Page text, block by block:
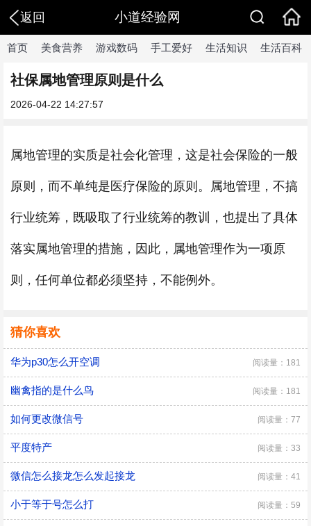
返回 小道经验网
首页 美食营养 游戏数码 手工爱好 生活知识 生活百科
社保属地管理原则是什么
2026-04-22 14:27:57
属地管理的实质是社会化管理，这是社会保险的一般
原则，而不单纯是医疗保险的原则。属地管理，不搞
行业统筹，既吸取了行业统筹的教训，也提出了具体
落实属地管理的措施，因此，属地管理作为一项原
则，任何单位都必须坚持，不能例外。
猜你喜欢
华为p30怎么开空调 阅读量：181
幽禽指的是什么鸟 阅读量：181
如何更改微信号 阅读量：77
平度特产 阅读量：33
微信怎么接龙怎么发起接龙 阅读量：41
小于等于号怎么打 阅读量：59